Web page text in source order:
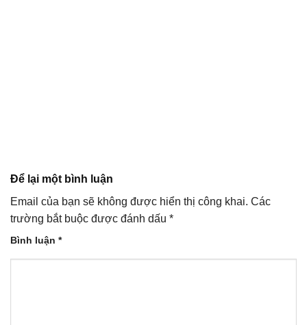
Để lại một bình luận
Email của bạn sẽ không được hiển thị công khai. Các
trường bắt buộc được đánh dấu *
Bình luận *